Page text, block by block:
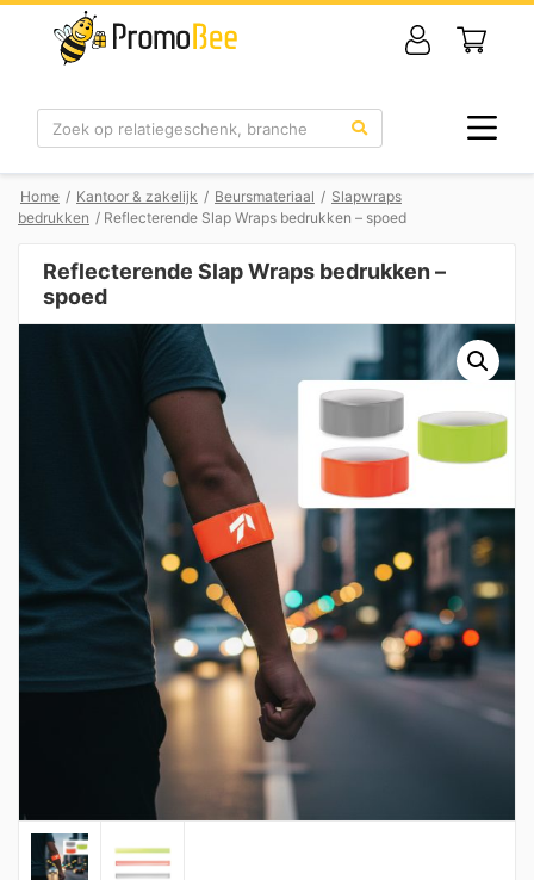
Zoek
Home / Kantoor & zakelijk / Beursmateriaal / Slapwraps
bedrukken / Reflecterende Slap Wraps bedrukken – spoed
Reflecterende Slap Wraps bedrukken –
spoed